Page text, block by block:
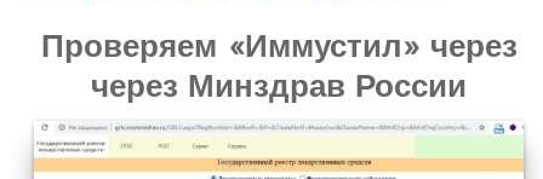
Проверяем «Иммустил» через
через Минздрав России